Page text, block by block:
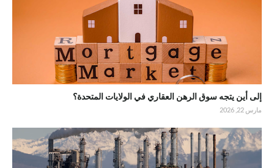
إلى أين يتجه سوق الرهن العقاري في الولايات المتحدة؟
مارس 22, 2026